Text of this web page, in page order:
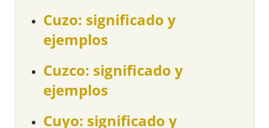
Cuzo: significado y
ejemplos
Cuzco: significado y
ejemplos
Cuyo: significado y